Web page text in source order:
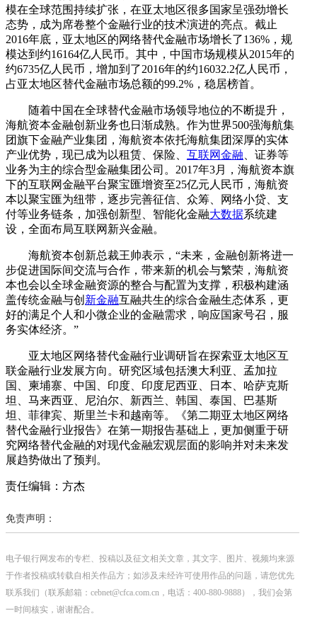
模在全球范围持续扩张，在亚太地区很多国家呈强劲增长
态势，成为席卷整个金融行业的技术演进的亮点。截止
2016年底，亚太地区的网络替代金融市场增长了136%，规
模达到约16164亿人民币。其中，中国市场规模从2015年的
约6735亿人民币，增加到了2016年的约16032.2亿人民币，
占亚太地区替代金融市场总额的99.2%，稳居榜首。
随着中国在全球替代金融市场领导地位的不断提升，
海航资本金融创新业务也日渐成熟。作为世界500强海航集
团旗下金融产业集团，海航资本依托海航集团深厚的实体
产业优势，现已成为以租赁、保险、 互联网金融 、证券等
业务为主的综合型金融集团公司。2017年3月，海航资本旗
下的互联网金融平台聚宝匯增资至25亿元人民币，海航资
本以聚宝匯为纽带，逐步完善征信、众筹、网络小贷、支
付等业务链条，加强创新型、智能化金融大数据系统建
设，全面布局互联网新兴金融。
海航资本创新总裁王帅表示，“未来，金融创新将进一
步促进国际间交流与合作，带来新的机会与繁荣，海航资
本也会以全球金融资源的整合与配置为支撑，积极构建涵
盖传统金融与创 新金融互融共生的综合金融生态体系，更
好的满足个人和小微企业的金融需求，响应国家号召，服
务实体经济。”
亚太地区网络替代金融行业调研旨在探索亚太地区互
联金融行业发展方向。研究区域包括澳大利亚、孟加拉
国、柬埔寨、中国、印度、印度尼西亚、日本、哈萨克斯
坦、马来西亚、尼泊尔、新西兰、韩国、泰国、巴基斯
坦、菲律宾、斯里兰卡和越南等。《第二期亚太地区网络
替代金融行业报告》在第一期报告基础上，更加侧重于研
究网络替代金融的对现代金融宏观层面的影响并对未来发
展趋势做出了预判。
责任编辑：方杰
免责声明：
电子银行网发布的专栏、投稿以及征文相关文章，其文字、图片、视频均来源
于作者投稿或转载自相关作品方；如涉及未经许可使用作品的问题，请您优先
联系我们（联系邮箱：cebnet@cfca.com.cn，电话：400-880-9888），我们会第
一时间核实，谢谢配合。